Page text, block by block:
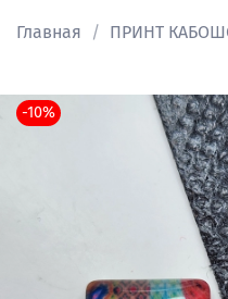
Главная ПРИНТ
-10%